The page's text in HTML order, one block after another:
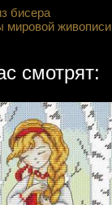
бисера
мировой живописи
смотрят: